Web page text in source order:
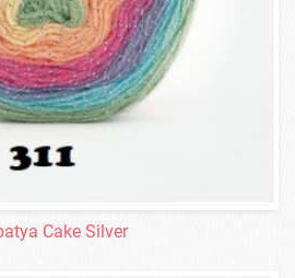
Cake Silver